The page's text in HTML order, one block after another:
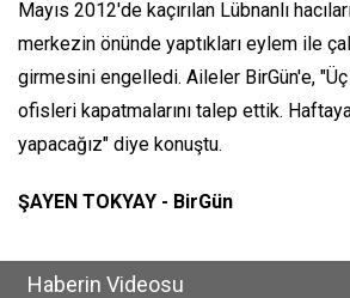
Mayıs 2012'de kaçırılan Lübnanlı
merkezin önünde yaptıkları eylem ile
girmesini engelledi. Aileler BirGün'e,
ofisleri kapatmalarını talep ettik.
yapacağız" diye konuştu.
ŞAYEN TOKYAY - BirGün
Haberin Videosu